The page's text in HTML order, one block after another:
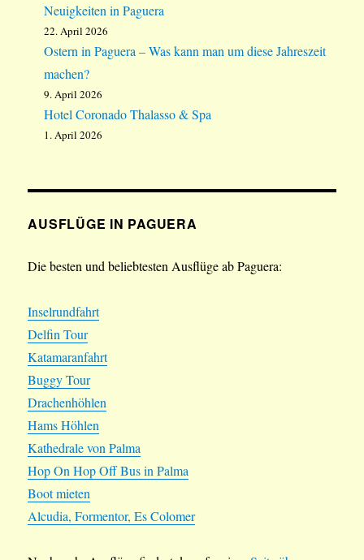
Neuigkeiten in Paguera
22. April 2026
Ostern in Paguera – Was kann man um diese Jahreszeit
machen?
9. April 2026
Hotel Coronado Thalasso & Spa
1. April 2026
AUSFLÜGE IN PAGUERA
Die besten und beliebtesten Ausflüge ab Paguera:
Inselrundfahrt
Delfin Tour
Katamaranfahrt
Buggy Tour
Drachenhöhlen
Hams Höhlen
Kathedrale von Palma
Hop On Hop Off Bus in Palma
Boot mieten
Alcudia, Formentor, Es Colomer